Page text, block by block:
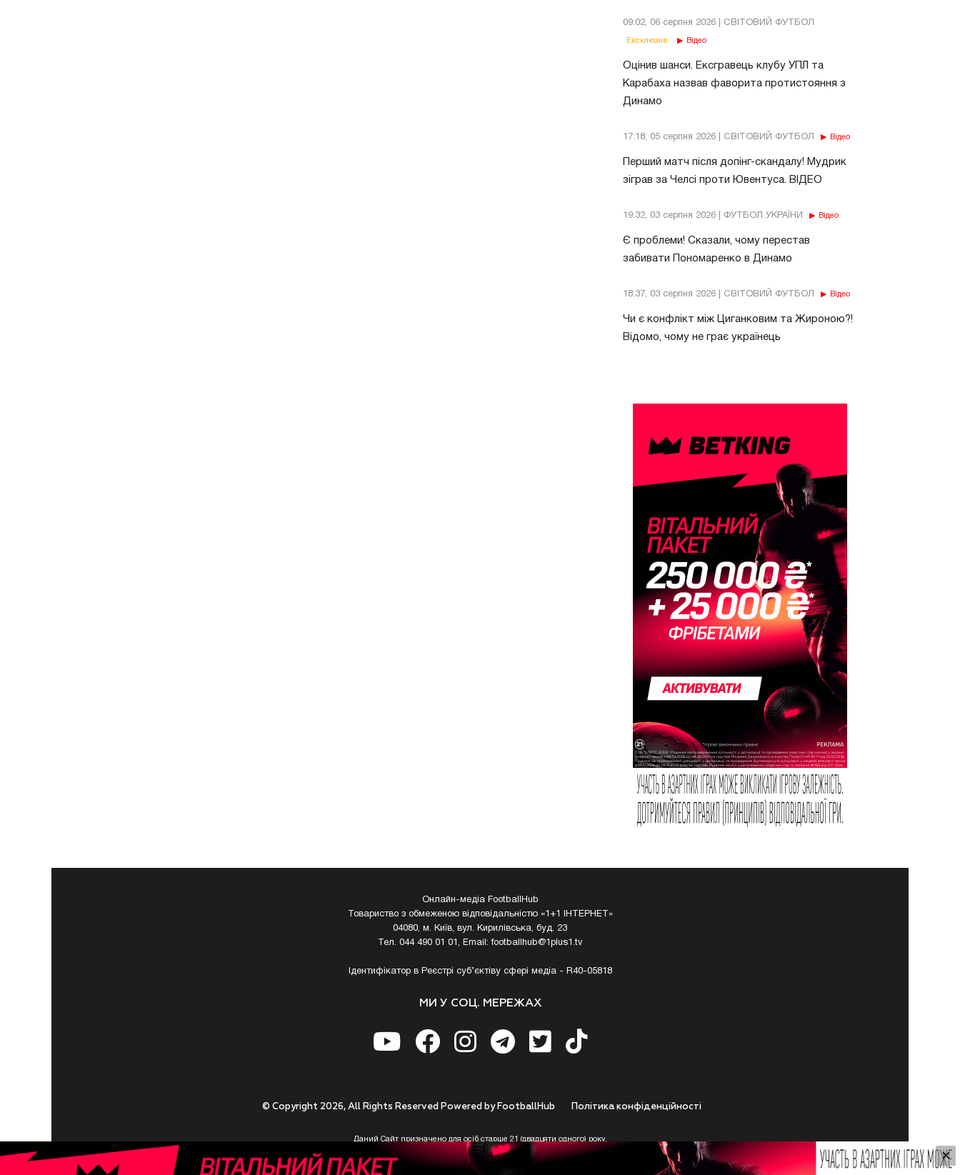
09:02, 06 серпня 2026 | СВІТОВИЙ ФУТБОЛ
Ексклюзив Відео
Оцінив шанси. Ексгравець клубу УПЛ та
Карабаха назвав фаворита протистояння з
Динамо
17:18, 05 серпня 2026 | СВІТОВИЙ ФУТБОЛ Відео
Перший матч після допінг-скандалу! Мудрик
зіграв за Челсі проти Ювентуса. ВІДЕО
19:32, 03 серпня 2026 | ФУТБОЛ УКРАЇНИ Відео
Є проблеми! Сказали, чому перестав
забивати Пономаренко в Динамо
18:37, 03 серпня 2026 | СВІТОВИЙ ФУТБОЛ Відео
Чи є конфлікт між Циганковим та Жироною?!
Відомо, чому не грає українець
Онлайн-медіа FootballHub
Товариство з обмеженою відповідальністю «1+1 ІНТЕРНЕТ»
04080, м. Київ, вул. Кирилівська, буд. 23
Тел. 044 490 01 01, Email:footballhub@1plus1.tv
Ідентифікатор в Реєстрі суб’єктіву сфері медіа - R40-05818
МИ У СОЦ. МЕРЕЖАХ
Полiтика конфiденцiйностi
© Copyright 2026, All Rights Reserved Powered by FootballHub
Даний Сайт призначено для осіб старше 21 (двадцяти одного) року.
Приступаючи до використання https://footballhub.ua, Користувач цим підтверджує, що досяг 21-річного віку.
У разі , якщо Ви (Користувач) не досягли 21-річного віку - не розпочинайте або припиніть користування Сайтом.
×